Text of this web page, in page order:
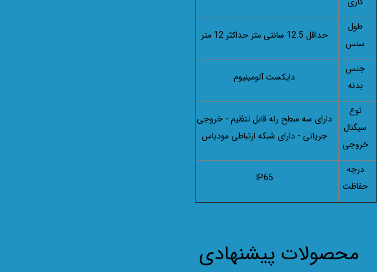
طول
سنس
حداقل 12.5 سانتی متر حداکثر 12 متر
جنس
بدنه
دایکست آلومینیوم
نوع
سیگنال
خروجی
دارای سه سطح رله قابل تنظیم - خروجی
جریانی - دارای شبکه ارتباطی مودباس
درجه
حفاظت
IP65
محصولات پیشنهادی